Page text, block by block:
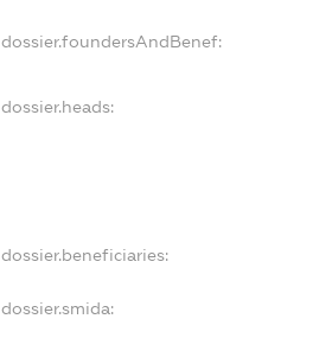
dossier.foundersAndBenef:
dossier.heads:
dossier.beneficiaries:
dossier.smida: